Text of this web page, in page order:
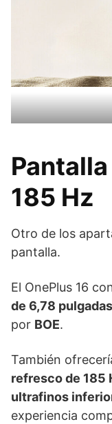
Pantalla
185 Hz
Otro de los
pantalla.
El OnePlus 16
de 6,78 pulgadas
por BOE.
También
refresco de 185
ultrafinos
experiencia